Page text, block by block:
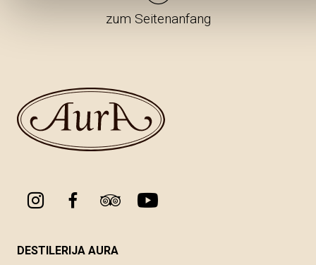
zum Seitenanfang
DESTILERIJA AURA